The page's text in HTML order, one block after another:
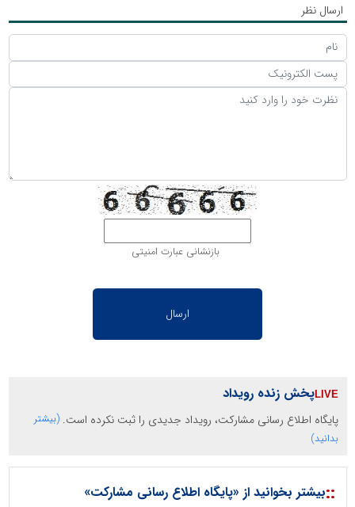
ارسال نظر
بازنشانی عبارت امنیتی
پخش زنده رویداد
پایگاه اطلاع رسانی مشارکت، رویداد جدیدی را ثبت نکرده است. (بیشتر
بدانید)
::بیشتر بخوانید از «پایگاه اطلاع رسانی مشارکت»